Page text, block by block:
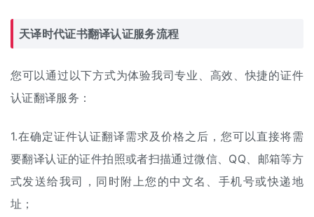
天译时代证书翻译认证服务流程
您可以通过以下方式为体验我司专业、高效、快捷的证件
认证翻译服务：
1.在确定证件认证翻译需求及价格之后，您可以直接将需
要翻译认证的证件拍照或者扫描通过微信、QQ、邮箱等方
式发送给我司，同时附上您的中文名、手机号或快递地
址；